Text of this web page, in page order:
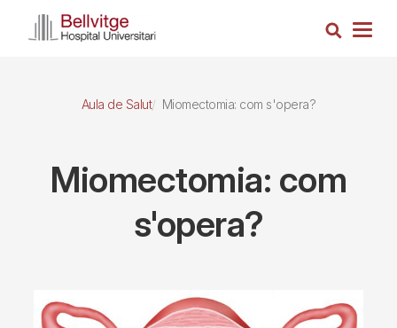
Cerca
Aula de Salut Miomectomia: com s'opera?
Miomectomia: com
s'opera?
Imagen